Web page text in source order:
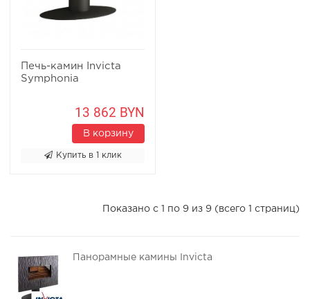
Печь-камин Invicta
Symphonia
13 862 BYN
В корзину
Купить в 1 клик
Показано с 1 по 9 из 9 (всего 1 страниц)
Панорамные камины Invicta